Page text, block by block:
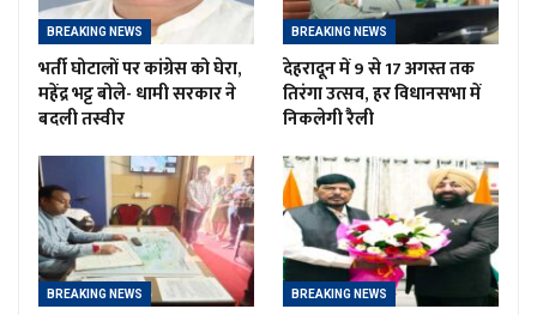
BREAKING NEWS
भर्ती घोटालों पर कांग्रेस को घेरा,
महेंद्र भट्ट बोले- धामी सरकार ने
बदली तस्वीर
BREAKING NEWS
देहरादून में 9 से 17 अगस्त तक
तिरंगा उत्सव, हर विधानसभा में
निकलेगी रैली
BREAKING NEWS BREAKING NEWS